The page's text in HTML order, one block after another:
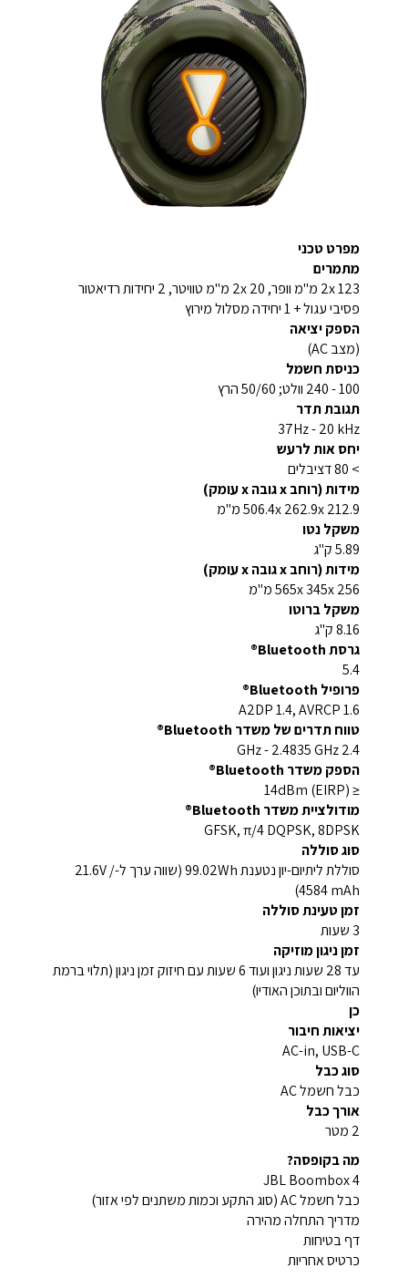
מפרט טכני
מתמרים
2x 123 מ"מ וופר, 2x 20 מ"מ טוויטר, 2 יחידות רדיאטור
פסיבי עגול + 1 יחידה מסלול מירוץ
הספק יציאה
(מצב AC)
כניסת חשמל
100 - 240 וולט; 50/60 הרץ
תגובת תדר
37Hz - 20 kHz
יחס אות לרעש
> 80 דציבלים
מידות (רוחב x גובה x עומק)
506.4x 262.9x 212.9 מ"מ
משקל נטו
5.89 ק"ג
מידות (רוחב x גובה x עומק)
565x 345x 256 מ"מ
משקל ברוטו
8.16 ק"ג
גרסת Bluetooth®
5.4
פרופיל Bluetooth®
A2DP 1.4, AVRCP 1.6
טווח תדרים של משדר Bluetooth®
2.4 GHz - 2.4835 GHz
הספק משדר Bluetooth®
≤ 14dBm (EIRP)
מודולציית משדר Bluetooth®
GFSK, π/4 DQPSK, 8DPSK
סוג סוללה
סוללת ליתיום-יון נטענת 99.02Wh (שווה ערך ל-21.6V /
4584 mAh)
זמן טעינת סוללה
3 שעות
זמן ניגון מוזיקה
עד 28 שעות ניגון ועוד 6 שעות עם חיזוק זמן ניגון (תלוי ברמת
הווליום ובתוכן האודיו)
כן
יציאות חיבור
AC-in, USB-C
סוג כבל
כבל חשמל AC
אורך כבל
2 מטר
מה בקופסה?
JBL Boombox 4
כבל חשמל AC (סוג התקע וכמות משתנים לפי אזור)
מדריך התחלה מהירה
דף בטיחות
כרטיס אחריות